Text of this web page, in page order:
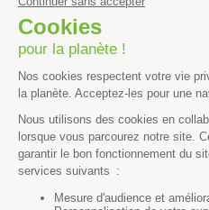
Contenus et
Mentions
Politique de
Les autres sites de